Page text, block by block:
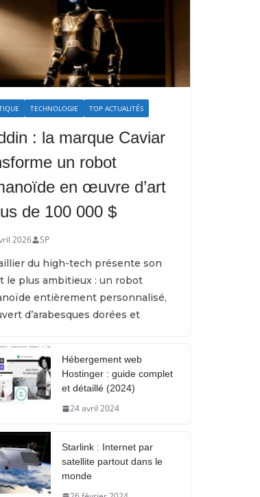
TECHNOLOGIE TOP ACTUALITÉS
: la marque Caviar
un robot
en œuvre d’art
de 100 000 $
2026 SP
du high-tech présente son
le plus ambitieux : un robot
entièrement personnalisé,
d’arabesques dorées et
Hébergement web
Hostinger : guide complet
et détaillé (2024)
24 avril 2024
Starlink : Internet par
satellite partout dans le
monde